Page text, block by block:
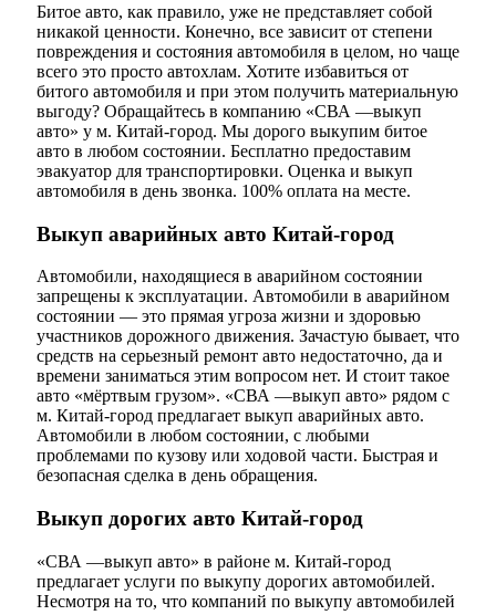
Битое авто, как правило, уже не представляет собой
никакой ценности. Конечно, все зависит от степени
повреждения и состояния автомобиля в целом, но чаще
всего это просто автохлам. Хотите избавиться от
битого автомобиля и при этом получить материальную
выгоду? Обращайтесь в компанию «СВА —выкуп
авто» у м. Китай-город. Мы дорого выкупим битое
авто в любом состоянии. Бесплатно предоставим
эвакуатор для транспортировки. Оценка и выкуп
автомобиля в день звонка. 100% оплата на месте.
Выкуп аварийных авто Китай-город
Автомобили, находящиеся в аварийном состоянии
запрещены к эксплуатации. Автомобили в аварийном
состоянии — это прямая угроза жизни и здоровью
участников дорожного движения. Зачастую бывает, что
средств на серьезный ремонт авто недостаточно, да и
времени заниматься этим вопросом нет. И стоит такое
авто «мёртвым грузом». «СВА —выкуп авто» рядом с
м. Китай-город предлагает выкуп аварийных авто.
Автомобили в любом состоянии, с любыми
проблемами по кузову или ходовой части. Быстрая и
безопасная сделка в день обращения.
Выкуп дорогих авто Китай-город
«СВА —выкуп авто» в районе м. Китай-город
предлагает услуги по выкупу дорогих автомобилей.
Несмотря на то, что компаний по выкупу автомобилей